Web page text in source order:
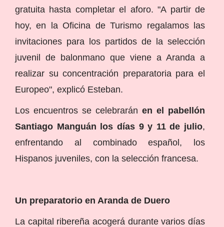
gratuita hasta completar el aforo. "A partir de
hoy, en la Oficina de Turismo regalamos las
invitaciones para los partidos de la selección
juvenil de balonmano que viene a Aranda a
realizar su concentración preparatoria para el
Europeo", explicó Esteban.
Los encuentros se celebrarán en el pabellón
Santiago Manguán los días 9 y 11 de julio,
enfrentando al combinado español, los
Hispanos juveniles, con la selección francesa.
Un preparatorio en Aranda de Duero
La capital ribereña acogerá durante varios días